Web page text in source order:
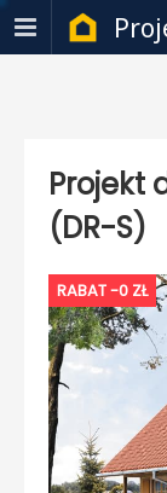
Projekt
(DR-S)
RABAT -0 ZŁ